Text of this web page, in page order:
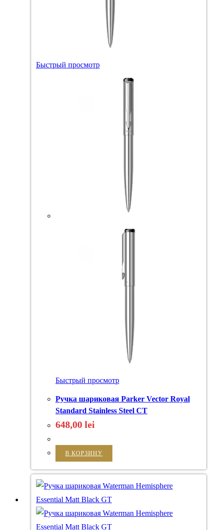
Быстрый просмотр
Быстрый просмотр
Ручка шариковая Parker Vector Royal
Standard Stainless Steel CT
648,00 lei
В КОРЗИНУ